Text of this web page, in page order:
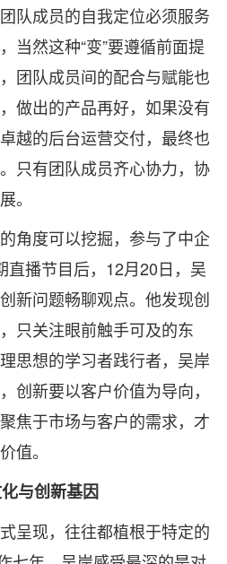
队成员的自我定位必须服务
当然这种“变”要遵循前面提
团队成员间的配合与赋能也
做出的产品再好，如果没有
越的后台运营交付，最终也
只有团队成员齐心协力，协
。
角度可以挖掘，参与了中企
直播节目后，12月20日，吴
新问题畅聊观点。他发现创
只关注眼前触手可及的东
思想的学习者践行者，吴岸
创新要以客户价值为导向，
焦于市场与客户的需求，才
值。
与创新基因
呈现，往往都植根于特定的